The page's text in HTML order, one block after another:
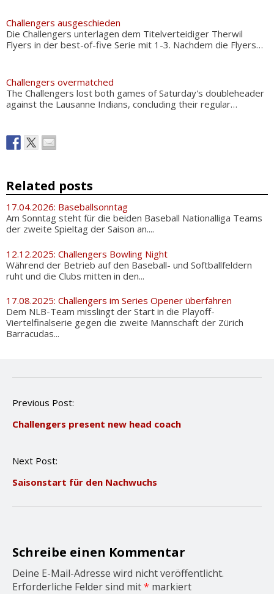
Challengers ausgeschieden
Die Challengers unterlagen dem Titelverteidiger Therwil
Flyers in der best-of-five Serie mit 1-3. Nachdem die Flyers…
Challengers overmatched
The Challengers lost both games of Saturday's doubleheader
against the Lausanne Indians, concluding their regular…
Related posts
17.04.2026: Baseballsonntag
Am Sonntag steht für die beiden Baseball Nationalliga Teams
der zweite Spieltag der Saison an....
12.12.2025: Challengers Bowling Night
Während der Betrieb auf den Baseball- und Softballfeldern
ruht und die Clubs mitten in den...
17.08.2025: Challengers im Series Opener überfahren
Dem NLB-Team misslingt der Start in die Playoff-
Viertelfinalserie gegen die zweite Mannschaft der Zürich
Barracudas...
P
s
a
i
o
n
Previous Post:
Challengers present new head coach
Next Post:
Saisonstart für den Nachwuchs
Schreibe einen Kommentar
Deine E-Mail-Adresse wird nicht veröffentlicht.
Erforderliche Felder sind mit* markiert